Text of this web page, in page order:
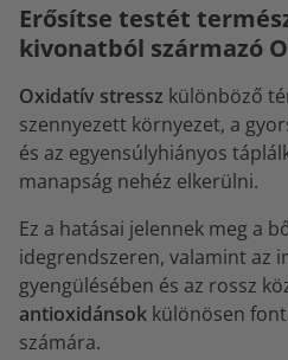
Erősítse testét
kivonatból származó
Oxidatív stressz különböző
szennyezett környezet, a
és az egyensúlyhiányos
manapság nehéz elkerülni.
Ez a hatásai jelennek meg a
idegrendszeren, valamint az
gyengülésében és az rossz
antioxidánsok különösen
számára.